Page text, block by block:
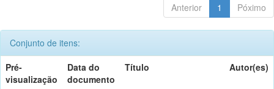
Anterior 1 Póximo
Conjunto de itens:
Pré-
visualização
Data do
documento
Título Autor(es)